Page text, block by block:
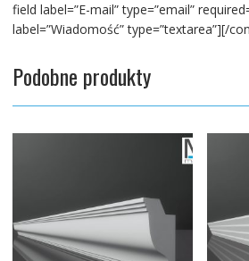
field label=”E-mail” type=”email”
label=”Wiadomość” type=”textarea”][/
Podobne produkty